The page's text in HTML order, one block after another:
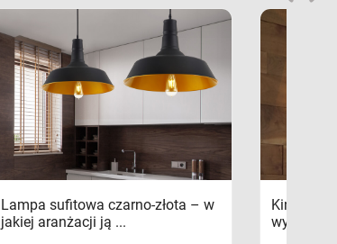
Lampa sufitowa czarno-złota – w
jakiej aranżacji ją ...
Kinkiety